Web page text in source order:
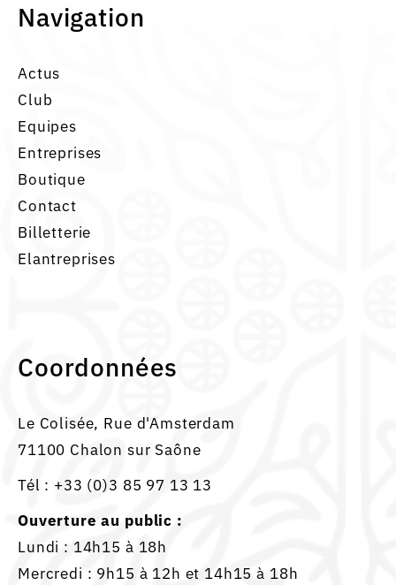
Navigation
Actus
Club
Equipes
Entreprises
Boutique
Contact
Billetterie
Elantreprises
Coordonnées
Le Colisée, Rue d'Amsterdam
71100 Chalon sur Saône
Tél : +33 (0)3 85 97 13 13
Ouverture au public :
Lundi : 14h15 à 18h
Mercredi : 9h15 à 12h et 14h15 à 18h